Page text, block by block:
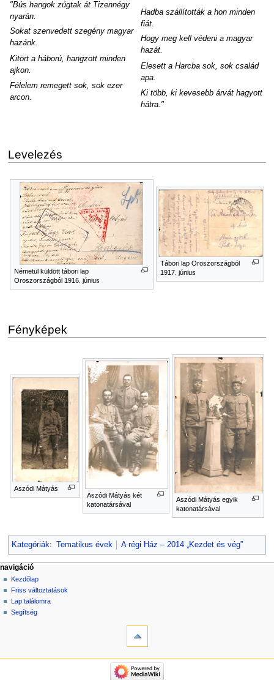
"Bús hangok zúgtak át Tizennégy
nyarán.
Sokat szenvedett szegény magyar
hazánk.
Kitört a háború, hangzott minden
ajkon.
Félelem remegett sok, sok ezer
arcon.
Hadba szállították a hon minden
fiát.
Hogy meg kell védeni a magyar
hazát.
Elesett a Harcba sok, sok család
apa.
Ki több, ki kevesebb árvát hagyott
hátra."
Levelezés
Németül küldött tábori lap
Oroszországból 1916. június
Tábori lap Oroszországból
1917. június
Fényképek
Aszódi Mátyás
Aszódi Mátyás két
katonatársával
Aszódi Mátyás egyik
katonatársával
Kategóriák: Tematikus évek A régi Ház – 2014 „Kezdet és vég”
navigáció
Kezdőlap
Friss változtatások
Lap találomra
Segítség